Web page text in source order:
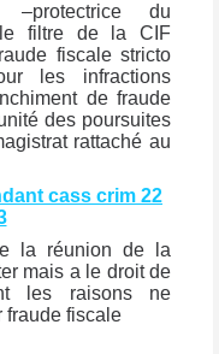
–protectrice du
le filtre de la CIF
fiscale stricto
les infractions
de fraude
des poursuites
rattaché au
cass crim 22
la réunion de la
mais a le droit de
les raisons ne
fraude fiscale